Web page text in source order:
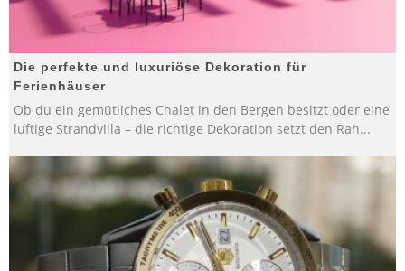
Die perfekte und luxuriöse Dekoration für
Ferienhäuser
Ob du ein gemütliches Chalet in den Bergen besitzt oder eine
luftige Strandvilla – die richtige Dekoration setzt den Rah...